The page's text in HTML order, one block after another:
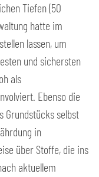
Tiefen (50
hatte im
lassen, um
und sichersten
als
Ebenso die
Grundstücks selbst
in
über Stoffe, die ins
aktuellem